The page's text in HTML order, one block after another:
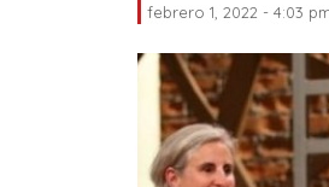
febrero 1, 2022 - 4:03